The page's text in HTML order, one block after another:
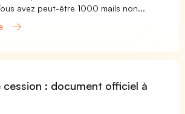
avez peut-être 1000 mails non...
: document officiel à